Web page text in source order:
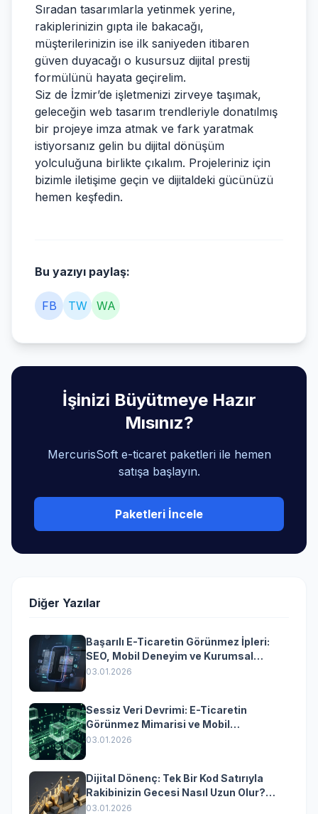
Sıradan tasarımlarla yetinmek yerine,
rakiplerinizin gıpta ile bakacağı,
müşterilerinizin ise ilk saniyeden itibaren
güven duyacağı o kusursuz dijital prestij
formülünü hayata geçirelim.
Siz de İzmir’de işletmenizi zirveye taşımak,
geleceğin web tasarım trendleriyle donatılmış
bir projeye imza atmak ve fark yaratmak
istiyorsanız gelin bu dijital dönüşüm
yolculuğuna birlikte çıkalım. Projeleriniz için
bizimle iletişime geçin ve dijitaldeki gücünüzü
hemen keşfedin.
Bu yazıyı paylaş:
FB TW WA
İşinizi Büyütmeye Hazır
Mısınız?
MercurisSoft e-ticaret paketleri ile hemen
satışa başlayın.
Paketleri İncele
Diğer Yazılar
Başarılı E-Ticaretin Görünmez İpleri:
SEO, Mobil Deneyim ve Kurumsal
Yazılımın Kazandıran Senkronizasyonu
03.01.2026
Sessiz Veri Devrimi: E-Ticaretin
Görünmez Mimarisi ve Mobil
Dönüşümün Kurumsal Anahtarı
03.01.2026
Dijital Dönenç: Tek Bir Kod Satırıyla
Rakibinizin Gecesi Nasıl Uzun Olur?
(Kurumsal Yazılımın Güçlü Rolü)
03.01.2026